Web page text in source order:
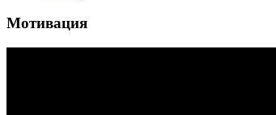
Мотивация